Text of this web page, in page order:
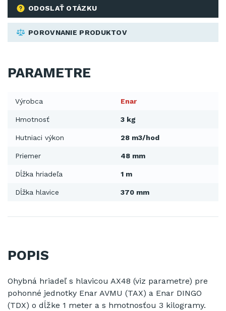
ODOSLAŤ OTÁZKU
POROVNANIE PRODUKTOV
PARAMETRE
Výrobca Enar
Hmotnosť 3 kg
Hutniaci výkon 28 m3/hod
Priemer 48 mm
Dĺžka hriadeľa 1 m
Dĺžka hlavice 370 mm
POPIS
Ohybná hriadeľ s hlavicou AX48 (viz parametre) pre
pohonné jednotky Enar AVMU (TAX) a Enar DINGO
(TDX) o dĺžke 1 meter a s hmotnosťou 3 kilogramy.